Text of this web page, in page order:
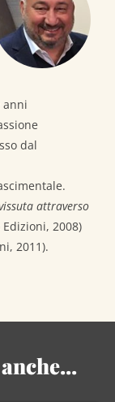
anni
dal
attraverso
2008)
2011).